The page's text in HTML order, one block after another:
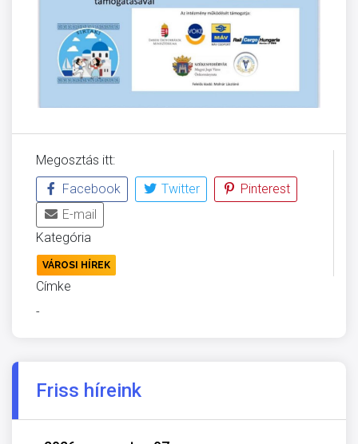
Megosztás itt:
Facebook
Twitter
Pinterest
E-mail
Kategória
VÁROSI HÍREK
Címke
-
Friss híreink